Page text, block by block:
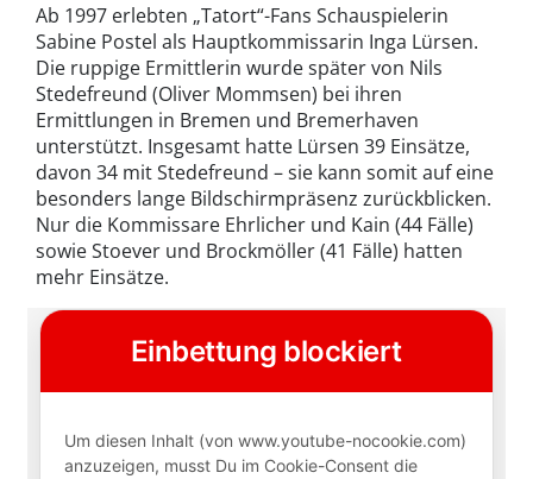
Ab 1997 erlebten „Tatort“-Fans Schauspielerin
Sabine Postel als Hauptkommissarin Inga Lürsen.
Die ruppige Ermittlerin wurde später von Nils
Stedefreund (Oliver Mommsen) bei ihren
Ermittlungen in Bremen und Bremerhaven
unterstützt. Insgesamt hatte Lürsen 39 Einsätze,
davon 34 mit Stedefreund – sie kann somit auf eine
besonders lange Bildschirmpräsenz zurückblicken.
Nur die Kommissare Ehrlicher und Kain (44 Fälle)
sowie Stoever und Brockmöller (41 Fälle) hatten
mehr Einsätze.